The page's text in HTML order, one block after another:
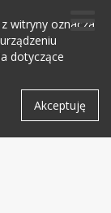
witryny oznacza
dotyczące
Akceptuję